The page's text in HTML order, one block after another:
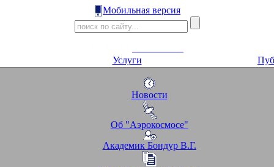
Мобильная версия
Услуги
Новости
Об "Аэрокосмосе"
Академик Бондур В.Г.